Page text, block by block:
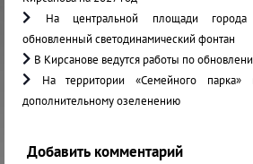
На центральной площади города
обновленный светодинамический фонтан
В Кирсанове ведутся работы по
На территории «Семейного
дополнительному озеленению
Добавить комментарий